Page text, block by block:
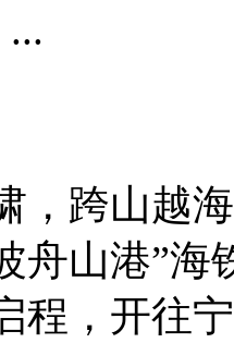
，跨山越
山港”海
程，开往